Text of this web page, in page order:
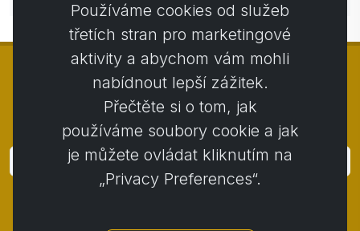
© Copyright 2014 - 2026 Activstar
Používáme cookies od služeb
třetích stran pro marketingové
aktivity a abychom vám mohli
nabídnout lepší zážitek.
Přečtěte si o tom, jak
používáme soubory cookie a jak
je můžete ovládat kliknutím na
„Privacy Preferences“.